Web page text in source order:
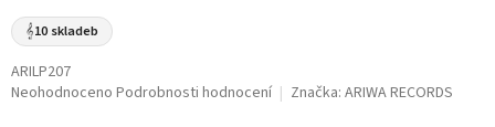
𝄞10 skladeb
ARILP207
Průměrné
Neohodnoceno Podrobnosti hodnocení Značka: ARIWA RECORDS